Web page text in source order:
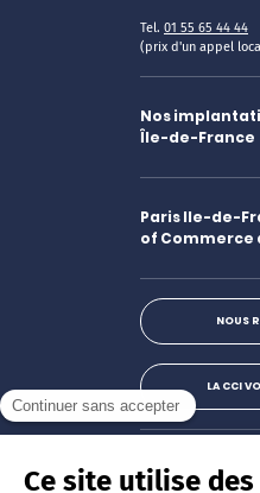
Tel. 01 55 65 44 44
(prix d'un appel
Nos
Île-de-France
Paris Ile-de-
of Commerce
NOUS
LA CCI